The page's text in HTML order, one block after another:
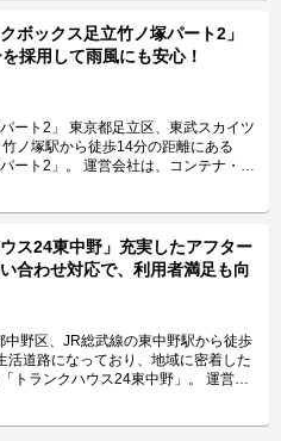
駅から
10分の場所に位置する「ハローバイク
スペースであり、24時間365日ご利用
行き270cmのスペースをご用意して
です。また、屋内型トランクルーム
ていてパーツやメンテナンス用品の収
掛する際にも大変便利です。 主に
エリアを中心
ています。「ハローバイクガレージ北
などからもアクセス良好なバイク専用
ら人気があります。大きめの駐車スペ
レーサー・スポーツタイプ、ビッグス
ご利用頂いております。 セキュ
レージ北上
でき、また、電動シャッターや防犯カ
テイ面もしっかりしているので、盗難
なバイクを雨風で汚したくない方にお
施設の詳細な仕様については事前内覧
車スペースや立地など確認頂けます。
ンバーを確認していますが、これから
際にお知らせください。時期によって
ボックス足立竹ノ塚パート2」
採用して雨風にも安心！
東武スカイツ
ノ塚駅から徒歩14分の距離にある
ート2」。 運営会社は、コンテナ・ス
を誇り、東証マザーズにも上場してい
、エリアリンク株式会社が運営して
しやすい立地にある施設です。 広さ2
のバイクボックスが17室ご用意
けます。 エリアリンク株式会社の
イダー様から愛されているBOXシェ
る汚れや浸食に強いのが特長です。幅
クの乗り入れが簡単です。また、ボッ
、ヘルメットなどの小物を置くことも
も収納できるのでとても便利です。
勢崎線やつくばエ
ウス24東中野」充実したアフター
合わせ対応で、利用者満足も向
道路になっており、地域に密着した
トランクハウス24東中野」。 運営会
・ストレージ業界でトップシェアを誇
社です。全国に展開しているレンタル